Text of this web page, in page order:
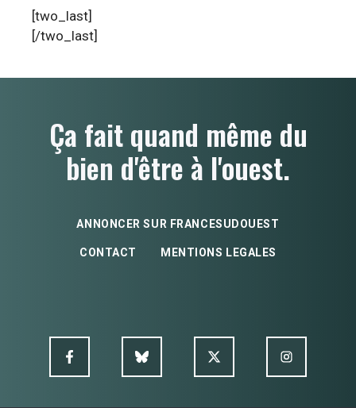
[two_last]
[/two_last]
Ça fait quand même du
bien d'être à l'ouest.
ANNONCER SUR FRANCESUDOUEST
CONTACT MENTIONS LEGALES